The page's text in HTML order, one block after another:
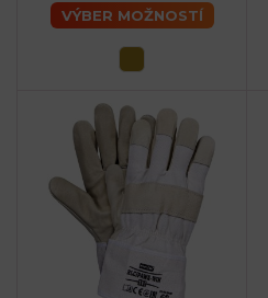
VÝBER MOŽNOSTÍ